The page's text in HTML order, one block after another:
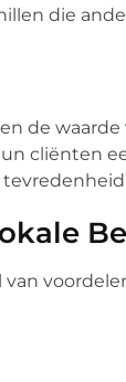
die
de
cliënten